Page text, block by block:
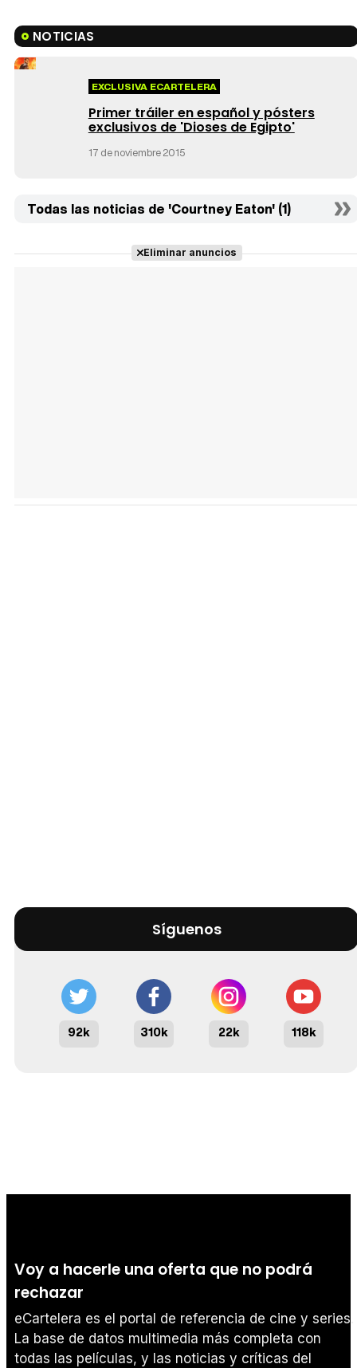
NOTICIAS
EXCLUSIVA ECARTELERA
Primer tráiler en español y pósters
exclusivos de 'Dioses de Egipto'
17 de noviembre 2015
Todas las noticias de 'Courtney Eaton' (1)
Eliminar anuncios
Síguenos
92k 310k 22k 118k
Voy a hacerle una oferta que no podrá
rechazar
eCartelera es el portal de referencia de cine y series.
La base de datos multimedia más completa con
todas las películas, y las noticias y críticas del